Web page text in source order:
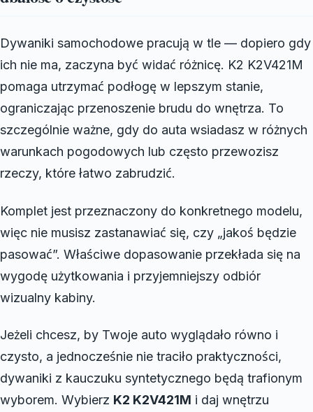
Dywaniki samochodowe pracują w tle — dopiero gdy
ich nie ma, zaczyna być widać różnicę. K2 K2V421M
pomaga utrzymać podłogę w lepszym stanie,
ograniczając przenoszenie brudu do wnętrza. To
szczególnie ważne, gdy do auta wsiadasz w różnych
warunkach pogodowych lub często przewozisz
rzeczy, które łatwo zabrudzić.
Komplet jest przeznaczony do konkretnego modelu,
więc nie musisz zastanawiać się, czy „jakoś będzie
pasować”. Właściwe dopasowanie przekłada się na
wygodę użytkowania i przyjemniejszy odbiór
wizualny kabiny.
Jeżeli chcesz, by Twoje auto wyglądało równo i
czysto, a jednocześnie nie traciło praktyczności,
dywaniki z kauczuku syntetycznego będą trafionym
wyborem. Wybierz K2 K2V421M i daj wnętrzu